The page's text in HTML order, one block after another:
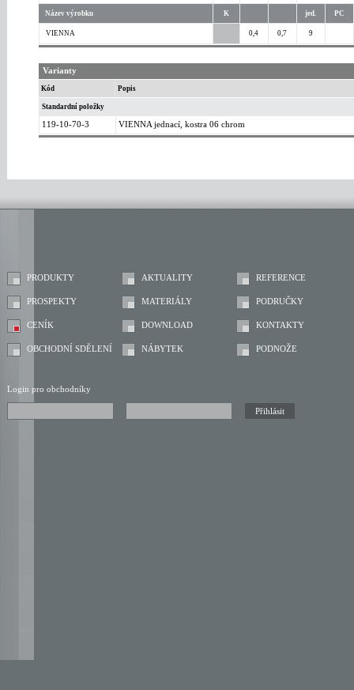
Název výrobku K jed. PC
VIENNA 0,4 0,7 9
Varianty
Kód Popis
Standardní položky
119-10-70-3 VIENNA jednací, kostra 06 chrom
PRODUKTY AKTUALITY REFERENCE
PROSPEKTY MATERIÁLY PODRUČKY
CENÍK DOWNLOAD KONTAKTY
OBCHODNÍ SDĚLENÍ NÁBYTEK PODNOŽE
Login pro obchodníky